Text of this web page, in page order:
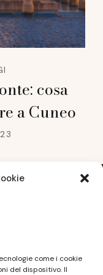
come i cookie
del dispositivo. Il
cosa
a Cuneo
aggiornato